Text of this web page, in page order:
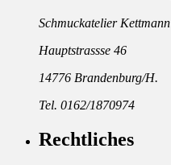
Schmuckatelier Kettmann
Hauptstrassse 46
14776 Brandenburg/H.
Tel. 0162/1870974
Rechtliches